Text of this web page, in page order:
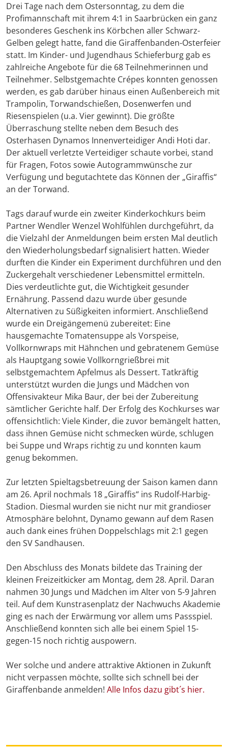
Drei Tage nach dem Ostersonntag, zu dem die
Profimannschaft mit ihrem 4:1 in Saarbrücken ein ganz
besonderes Geschenk ins Körbchen aller Schwarz-
Gelben gelegt hatte, fand die Giraffenbanden-Osterfeier
statt. Im Kinder- und Jugendhaus Schieferburg gab es
zahlreiche Angebote für die 68 Teilnehmerinnen und
Teilnehmer. Selbstgemachte Crépes konnten genossen
werden, es gab darüber hinaus einen Außenbereich mit
Trampolin, Torwandschießen, Dosenwerfen und
Riesenspielen (u.a. Vier gewinnt). Die größte
Überraschung stellte neben dem Besuch des
Osterhasen Dynamos Innenverteidiger Andi Hoti dar.
Der aktuell verletzte Verteidiger schaute vorbei, stand
für Fragen, Fotos sowie Autogrammwünsche zur
Verfügung und begutachtete das Können der „Giraffis“
an der Torwand.
Tags darauf wurde ein zweiter Kinderkochkurs beim
Partner Wendler Wenzel Wohlfühlen durchgeführt, da
die Vielzahl der Anmeldungen beim ersten Mal deutlich
den Wiederholungsbedarf signalisiert hatten. Wieder
durften die Kinder ein Experiment durchführen und den
Zuckergehalt verschiedener Lebensmittel ermitteln.
Dies verdeutlichte gut, die Wichtigkeit gesunder
Ernährung. Passend dazu wurde über gesunde
Alternativen zu Süßigkeiten informiert. Anschließend
wurde ein Dreigängemenü zubereitet: Eine
hausgemachte Tomatensuppe als Vorspeise,
Vollkornwraps mit Hähnchen und gebratenem Gemüse
als Hauptgang sowie Vollkorngrießbrei mit
selbstgemachtem Apfelmus als Dessert. Tatkräftig
unterstützt wurden die Jungs und Mädchen von
Offensivakteur Mika Baur, der bei der Zubereitung
sämtlicher Gerichte half. Der Erfolg des Kochkurses war
offensichtlich: Viele Kinder, die zuvor bemängelt hatten,
dass ihnen Gemüse nicht schmecken würde, schlugen
bei Suppe und Wraps richtig zu und konnten kaum
genug bekommen.
Zur letzten Spieltagsbetreuung der Saison kamen dann
am 26. April nochmals 18 „Giraffis“ ins Rudolf-Harbig-
Stadion. Diesmal wurden sie nicht nur mit grandioser
Atmosphäre belohnt, Dynamo gewann auf dem Rasen
auch dank eines frühen Doppelschlags mit 2:1 gegen
den SV Sandhausen.
Den Abschluss des Monats bildete das Training der
kleinen Freizeitkicker am Montag, dem 28. April. Daran
nahmen 30 Jungs und Mädchen im Alter von 5-9 Jahren
teil. Auf dem Kunstrasenplatz der Nachwuchs Akademie
ging es nach der Erwärmung vor allem ums Passspiel.
Anschließend konnten sich alle bei einem Spiel 15-
gegen-15 noch richtig auspowern.
Wer solche und andere attraktive Aktionen in Zukunft
nicht verpassen möchte, sollte sich schnell bei der
Giraffenbande anmelden! Alle Infos dazu gibt´s hier.